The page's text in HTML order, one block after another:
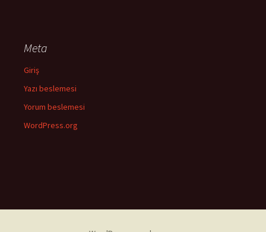
Meta
Giriş
Yazı beslemesi
Yorum beslemesi
WordPress.org